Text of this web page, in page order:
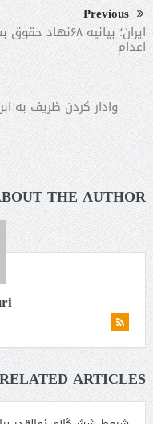
Previous
ایران؛ بیانیه
اعدام
وادار کردن ظریف به
THE AUTHOR
RELATED ARTICLES